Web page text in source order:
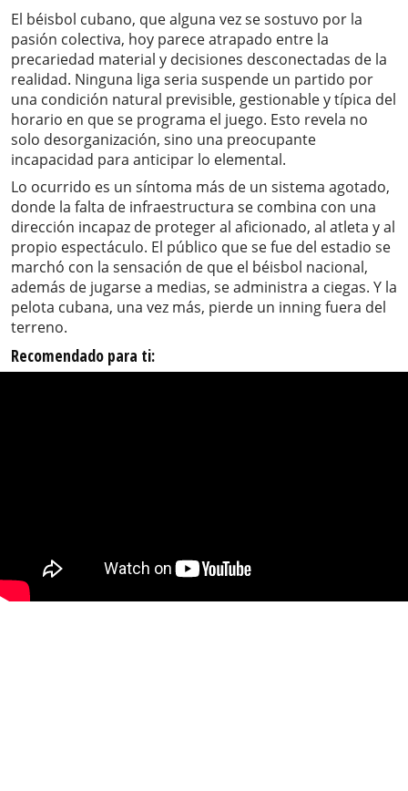
El béisbol cubano, que alguna vez se sostuvo por la
pasión colectiva, hoy parece atrapado entre la
precariedad material y decisiones desconectadas de la
realidad. Ninguna liga seria suspende un partido por
una condición natural previsible, gestionable y típica del
horario en que se programa el juego. Esto revela no
solo desorganización, sino una preocupante
incapacidad para anticipar lo elemental.
Lo ocurrido es un síntoma más de un sistema agotado,
donde la falta de infraestructura se combina con una
dirección incapaz de proteger al aficionado, al atleta y al
propio espectáculo. El público que se fue del estadio se
marchó con la sensación de que el béisbol nacional,
además de jugarse a medias, se administra a ciegas. Y la
pelota cubana, una vez más, pierde un inning fuera del
terreno.
Recomendado para ti: